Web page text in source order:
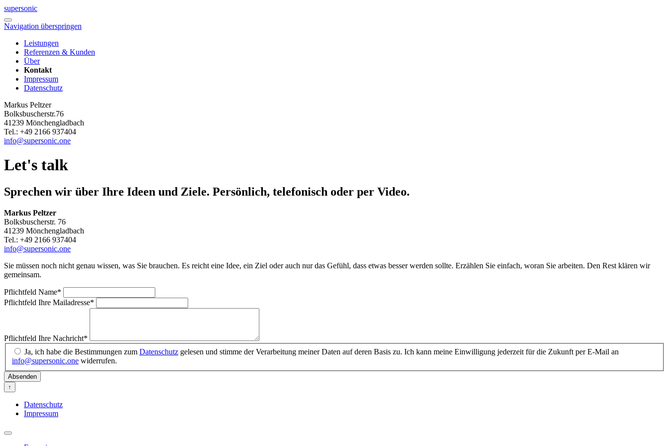
supersonic
Navigation überspringen
Leistungen
Referenzen & Kunden
Über
Kontakt
Impressum
Datenschutz
Markus Peltzer
Bolksbuscherstr.76
41239 Mönchengladbach
Tel.: +49 2166 937404
info@supersonic.one
Let's talk
Sprechen wir über Ihre Ideen und Ziele. Persönlich, telefonisch oder per Video.
Markus Peltzer
Bolksbuscherstr. 76
41239 Mönchengladbach
Tel.: +49 2166 937404
info@supersonic.one
Sie müssen noch nicht genau wissen, was Sie brauchen. Es reicht eine Idee, ein Ziel oder auch nur das Gefühl, dass etwas besser werden sollte. Erzählen Sie einfach, woran Sie arbeiten. Den Rest klären wir
gemeinsam.
Pflichtfeld Name*
Pflichtfeld Ihre Mailadresse*
Pflichtfeld Ihre Nachricht*
Ja, ich habe die Bestimmungen zum Datenschutz gelesen und stimme der Verarbeitung meiner Daten auf deren Basis zu. Ich kann meine Einwilligung jederzeit für die Zukunft per E-Mail an
info@supersonic.one widerrufen.
Absenden
↑
Datenschutz
Impressum